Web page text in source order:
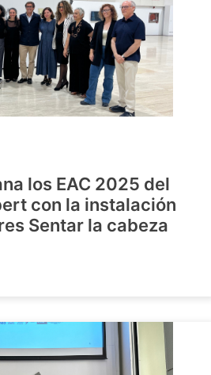
los EAC 2025 del
con la instalación
Sentar la cabeza